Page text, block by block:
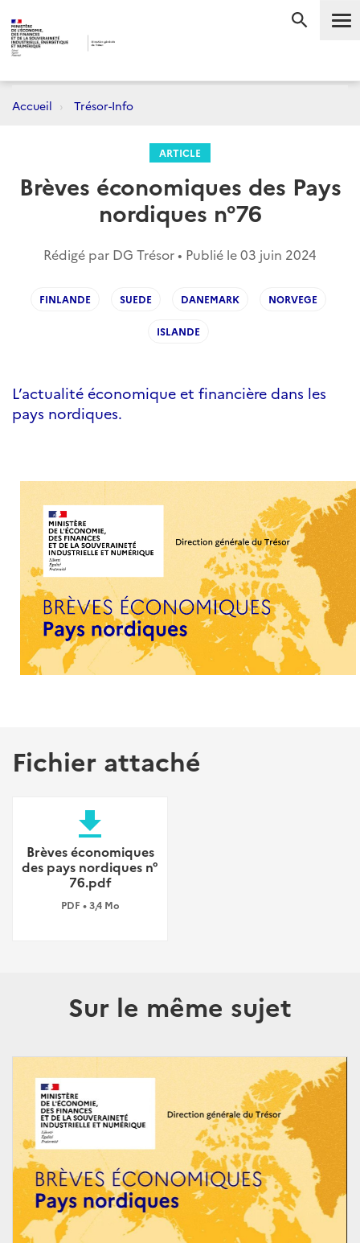
Accueil Trésor-Info
ARTICLE
Brèves économiques des Pays
nordiques n°76
Rédigé par DG Trésor • Publié le03 juin 2024
FINLANDE SUEDE DANEMARK NORVEGE
ISLANDE
L’actualité économique et financière dans les
pays nordiques.
Fichier attaché
file_download
Brèves économiques
des pays nordiques n°
76.pdf
PDF • 3,4 Mo
Sur le même sujet